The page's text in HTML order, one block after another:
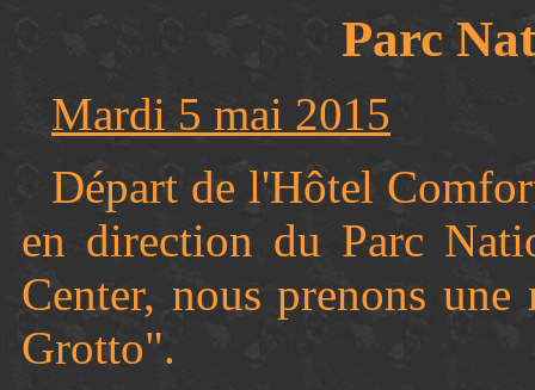
Parc
Mardi 5 mai 2015
Départ de l'Hôtel
en direction du Parc
Center, nous prenons
Grotto".